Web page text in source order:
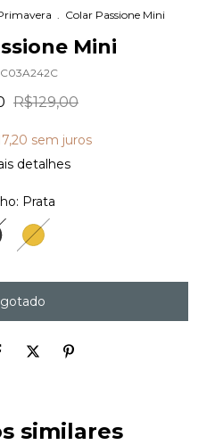
. Colar Passione Mini
Mini
C03A242C
R$129,00
sem juros
detalhes
Prata
Ouro
18K
similares